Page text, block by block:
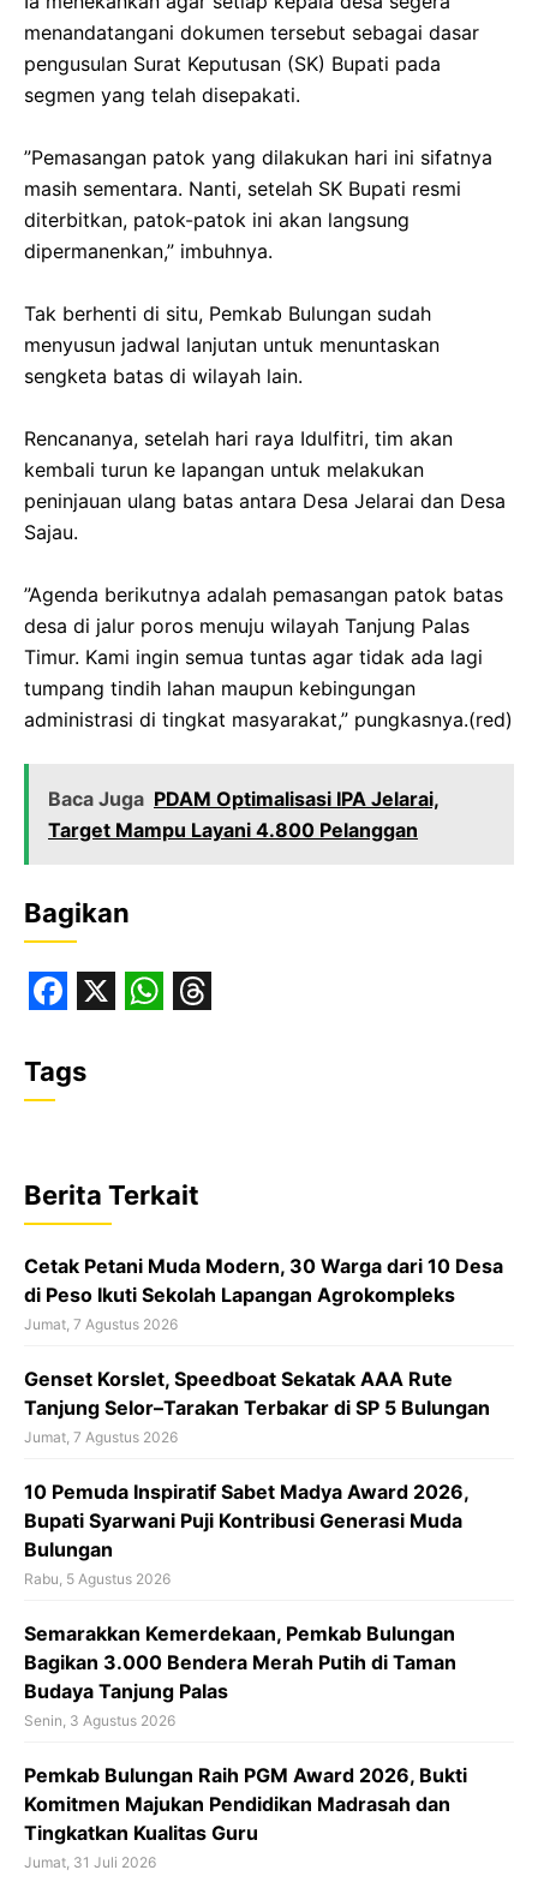
menandatangani dokumen tersebut sebagai dasar
pengusulan Surat Keputusan (SK) Bupati pada
segmen yang telah disepakati.
‎​”Pemasangan patok yang dilakukan hari ini sifatnya
masih sementara. Nanti, setelah SK Bupati resmi
diterbitkan, patok-patok ini akan langsung
dipermanenkan,” imbuhnya.
‎​Tak berhenti di situ, Pemkab Bulungan sudah
menyusun jadwal lanjutan untuk menuntaskan
sengketa batas di wilayah lain.
‎Rencananya, setelah hari raya Idulfitri, tim akan
kembali turun ke lapangan untuk melakukan
peninjauan ulang batas antara Desa Jelarai dan Desa
Sajau.
‎​”Agenda berikutnya adalah pemasangan patok batas
desa di jalur poros menuju wilayah Tanjung Palas
Timur. Kami ingin semua tuntas agar tidak ada lagi
tumpang tindih lahan maupun kebingungan
administrasi di tingkat masyarakat,” pungkasnya.(red)
Baca Juga PDAM Optimalisasi IPA Jelarai,
Target Mampu Layani 4.800 Pelanggan
Bagikan
a
c
b
o
o
k
s
A
p
p
a
d
s
Tags
Berita Terkait
Cetak Petani Muda Modern, 30 Warga dari 10 Desa
di Peso Ikuti Sekolah Lapangan Agrokompleks
Jumat, 7 Agustus 2026
‎Genset Korslet, Speedboat Sekatak AAA Rute
Tanjung Selor–Tarakan Terbakar di SP 5 Bulungan
Jumat, 7 Agustus 2026
10 Pemuda Inspiratif Sabet Madya Award 2026,
Bupati Syarwani Puji Kontribusi Generasi Muda
Bulungan
Rabu, 5 Agustus 2026
Semarakkan Kemerdekaan, Pemkab Bulungan
Bagikan 3.000 Bendera Merah Putih di Taman
Budaya Tanjung Palas
Senin, 3 Agustus 2026
Pemkab Bulungan Raih PGM Award 2026, Bukti
Komitmen Majukan Pendidikan Madrasah dan
Tingkatkan Kualitas Guru
Jumat, 31 Juli 2026